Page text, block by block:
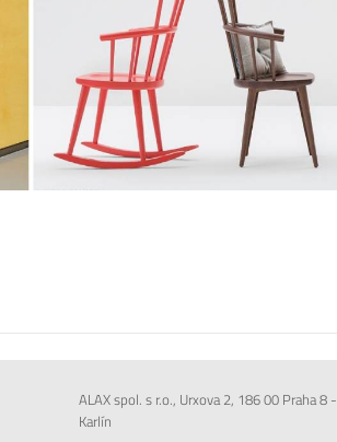
ALAX spol. s r.o., Urxova 2, 186 00 Praha 8 -
Karlín